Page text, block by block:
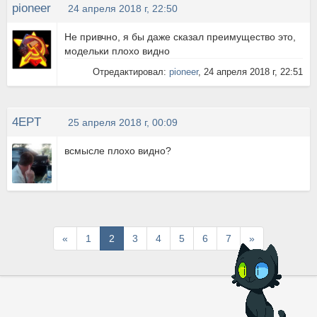
pioneer 24 апреля 2018 г, 22:50
Не привчно, я бы даже сказал преимущество это,
модельки плохо видно
Отредактировал: pioneer, 24 апреля 2018 г, 22:51
4EPT 25 апреля 2018 г, 00:09
всмысле плохо видно?
« Первая
1 2 3 4 5 6 7 »Последняя